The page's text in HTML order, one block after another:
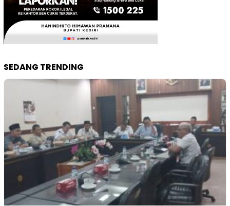
SEDANG TRENDING